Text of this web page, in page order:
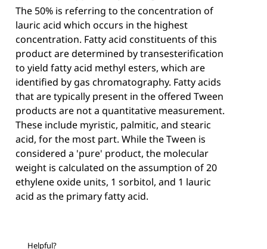
The 50% is referring to the concentration of
lauric acid which occurs in the highest
concentration. Fatty acid constituents of this
product are determined by transesterification
to yield fatty acid methyl esters, which are
identified by gas chromatography. Fatty acids
that are typically present in the offered Tween
products are not a quantitative measurement.
These include myristic, palmitic, and stearic
acid, for the most part. While the Tween is
considered a 'pure' product, the molecular
weight is calculated on the assumption of 20
ethylene oxide units, 1 sorbitol, and 1 lauric
acid as the primary fatty acid.
Helpful?